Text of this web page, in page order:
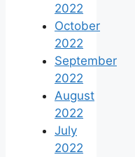
2022
October
2022
September
2022
August
2022
July
2022